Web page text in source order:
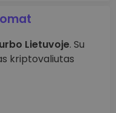
Lietuvoje. Su
kriptovaliutas